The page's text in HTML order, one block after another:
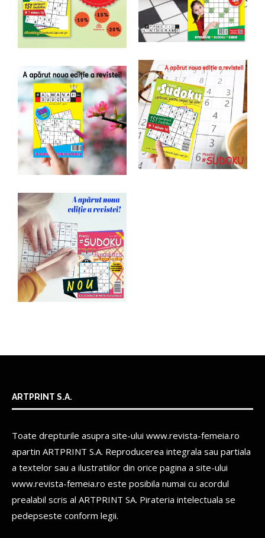
ARTPRINT S.A.
Toate drepturile asupra site-ului www.revista-femeia.ro
apartin ARTPRINT S.A. Reproducerea integrala sau partiala
a textelor sau a ilustratiilor din orice pagina a site-ului
www.revista-femeia.ro este posibila numai cu acordul
prealabil scris al ARTPRINT SA. Pirateria intelectuala se
pedepseste conform legii.